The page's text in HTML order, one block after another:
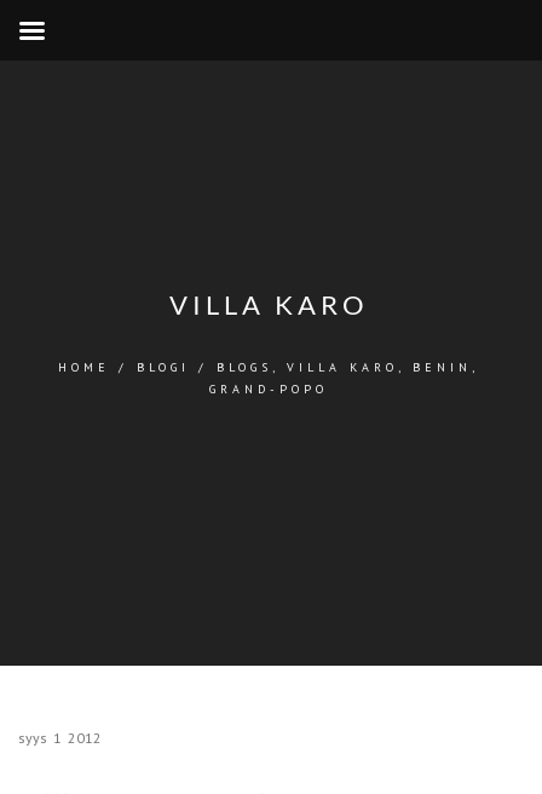
VILLA KARO
HOME / BLOGI / BLOGS
VILLA KARO, BENIN,
GRAND-POPO
syys 1 2012